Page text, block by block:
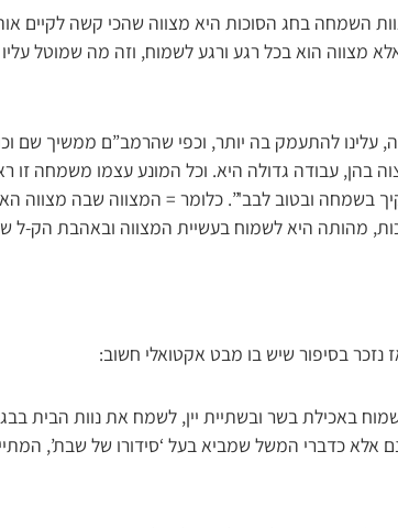
השמחה בחג הסוכות היא מצווה שהכי קשה לקיים
מצווה הוא בכל רגע ורגע לשמוח, וזה מה שמוטל
עלינו להתעמק בה יותר, וכפי שהרמב”ם ממשיך שם
בהן, עבודה גדולה היא. וכל המונע עצמו משמחה זו
בשמחה ובטוב לבב'”. כלומר = המצווה שבה מצווה
מהותה היא לשמוח בעשיית המצווה ובאהבת הק-ל
נזכר בסיפור שיש בו מבט אקטואלי חשוב:
באכילת בשר ובשתיית יין, לשמח את נוות הבית
אלא כדברי המשל שמביא בעל ‘סידורו של שבת’,